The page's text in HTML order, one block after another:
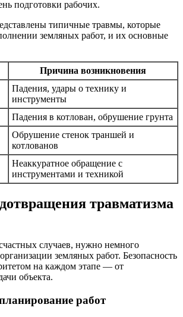
подготовки рабочих.
типичные травмы, которые
земляных работ, и их основные
Причина возникновения
Падения, удары о технику и
инструменты
Падения в котлован, обрушение грунта
Обрушение стенок траншей и
котлованов
Неаккуратное обращение с
инструментами и техникой
травматизма
случаев, нужно немного
земляных работ. Безопасность
на каждом этапе — от
объекта.
работ